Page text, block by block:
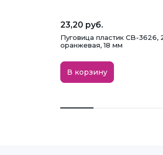
23,20 руб.
Пуговица пластик CB-3626,
оранжевая, 18 мм
В корзину